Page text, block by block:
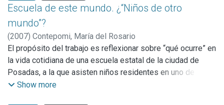
um instrumento para habilitar os trabalhadores para a
produção capitalista. Conforme Frigotto (1995a, p. 26),
“trata-se de subordinar a função social da educação de
forma controlada para responder às demandas do capital.”
Escuela de este mundo. ¿“Niños de otro
mundo”?
(2007) Contepomi, María del Rosario
El propósito del trabajo es reflexionar sobre “qué ocurre” en
la vida cotidiana de una escuela estatal de la ciudad de
Posadas, a la que asisten niños residentes en uno de los
barrios socioeconómicamente más pobres y
Show more